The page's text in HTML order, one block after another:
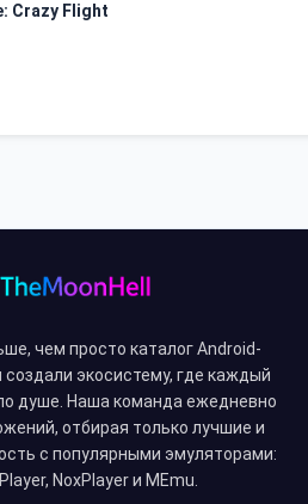
Crazy Flight
чем просто каталог Android-
экосистему, где каждый
душе. Наша команда ежедневно
отбирая только лучшие и
с популярными эмуляторами:
NoxPlayer и MEmu.